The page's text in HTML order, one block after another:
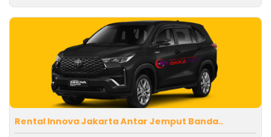
Rental Innova Jakarta Antar Jemput Banda..